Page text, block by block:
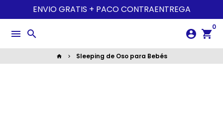
directamente
contenido
ENVIO GRATIS + PACO CONTRAENTREGA
menu search account_circle shopping_cart
0
home keyboard_arrow_right Sleeping de Oso para Bebés